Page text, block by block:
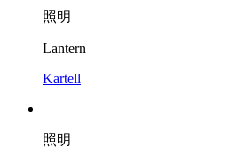
照明
Lantern
Kartell
照明